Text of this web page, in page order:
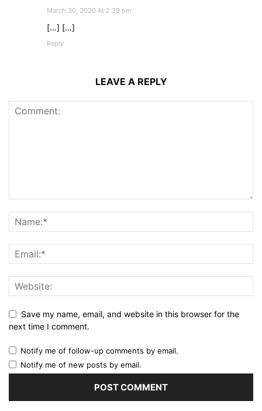
March 30, 2020 At 2:39 pm
[…] […]
Reply
LEAVE A REPLY
Save my name, email, and website in this browser for the
next time I comment.
Notify me of follow-up comments by email.
Notify me of new posts by email.